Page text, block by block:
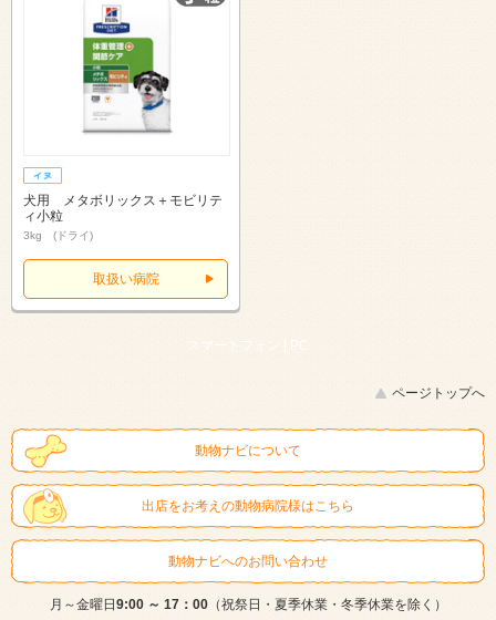
犬用 メタボリックス＋モビリテ
ィ小粒
3kg (ドライ)
取扱い病院
スマートフォン | PC
ページトップへ
動物ナビについて
出店をお考えの動物病院様はこちら
動物ナビへのお問い合わせ
月～金曜日 9:00 ～ 17：00（祝祭日・夏季休業・冬季休業を除く）